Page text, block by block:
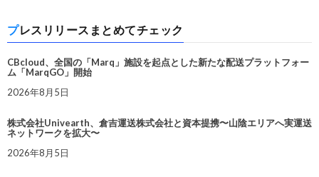
プレスリリースまとめてチェック
CBcloud、全国の「Marq」施設を起点とした新たな配送プラットフォー
ム「MarqGO」開始
2026年8月5日
株式会社Univearth、倉吉運送株式会社と資本提携〜山陰エリアへ実運送
ネットワークを拡大〜
2026年8月5日